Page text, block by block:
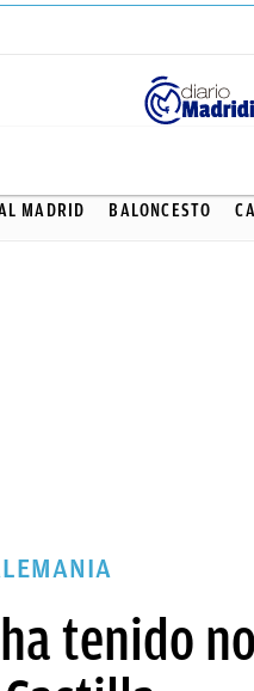
MADRID BALONCESTO
tenido